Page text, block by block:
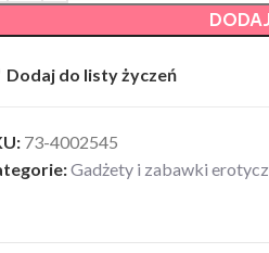
Dodaj do listy życzeń
73-4002545
Gadżety i zabawki